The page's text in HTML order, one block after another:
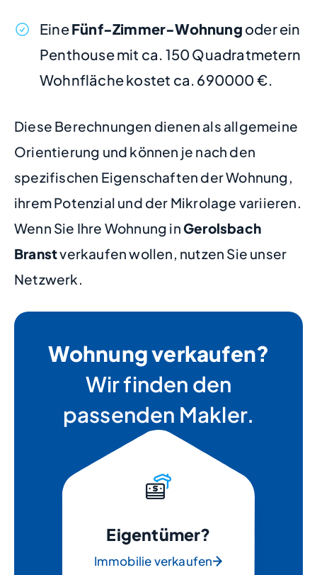
EineFünf-Zimmer-Wohnung oder ein
Penthouse mit ca. 150 Quadratmetern
Wohnfläche kostet ca. 690000 €.
Diese Berechnungen dienen als allgemeine
Orientierung und können je nach den
spezifischen Eigenschaften der Wohnung,
ihrem Potenzial und der Mikrolage variieren.
Wenn Sie Ihre Wohnung inGerolsbach
Branstverkaufen wollen, nutzen Sie unser
Netzwerk.
Wohnung verkaufen?
Wir finden den
passenden Makler.
Eigentümer?
Immobilie verkaufen